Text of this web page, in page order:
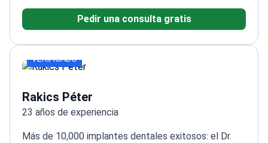
dentoalveolarExperto en injertos óseos, elevación de
seno y injertos de encía Experto en prótesis sobre
Pedir una consulta gratis
VERIFICADO
Rakics Péter
23 años de experiencia
Más de 10,000 implantes dentales exitosos: el Dr.